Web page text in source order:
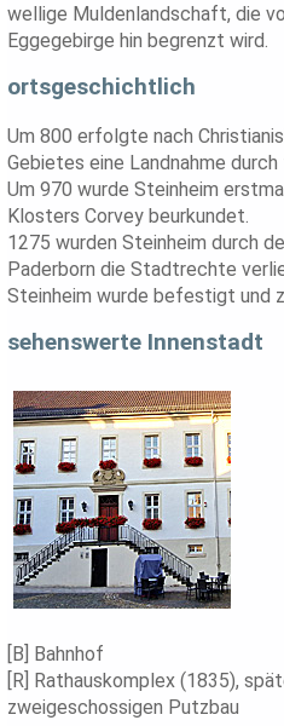
wellige Muldenlandschaft, die
Eggegebirge hin begrenzt wird.
ortsgeschichtlich
Um 800 erfolgte nach
Gebietes eine Landnahme
Um 970 wurde Steinheim
Klosters Corvey beurkundet.
1275 wurden Steinheim durch
Paderborn die Stadtrechte
Steinheim wurde befestigt und
sehenswerte Innenstadt
[B] Bahnhof
[R] Rathauskomplex (1835),
zweigeschossigen Putzbau